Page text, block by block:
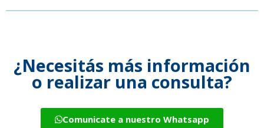
¿Necesitás más información
o realizar una consulta?
Comunicate a nuestro Whatsapp